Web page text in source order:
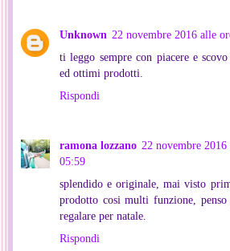
Unknown 22 novembre 2016 alle
ti leggo sempre con piacere e
ed ottimi prodotti.
Rispondi
ramona lozzano 22 novembre
05:59
splendido e originale, mai visto
prodotto cosi multi funzione,
regalare per natale.
Rispondi